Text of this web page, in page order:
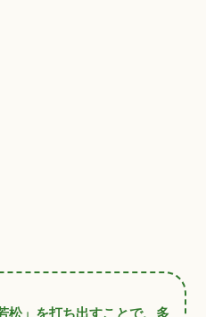
松」を打ち出すことで、多